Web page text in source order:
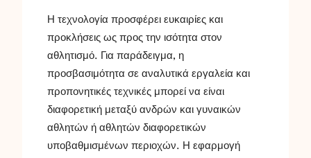
Η τεχνολογία προσφέρει ευκαιρίες και
προκλήσεις ως προς την ισότητα στον
αθλητισμό. Για παράδειγμα, η
προσβασιμότητα σε αναλυτικά εργαλεία και
προπονητικές τεχνικές μπορεί να είναι
διαφορετική μεταξύ ανδρών και γυναικών
αθλητών ή αθλητών διαφορετικών
υποβαθμισμένων περιοχών. Η εφαρμογή